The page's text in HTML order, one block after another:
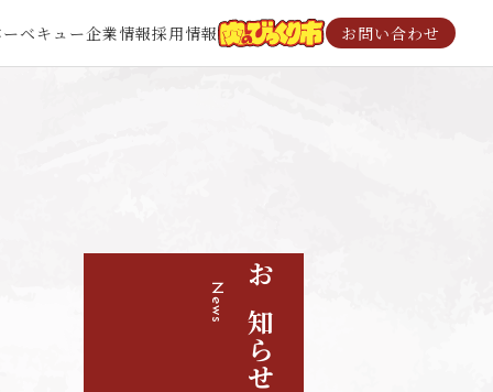
ベキュー企業情報採用情報 お問い合わせ
お知らせ
News